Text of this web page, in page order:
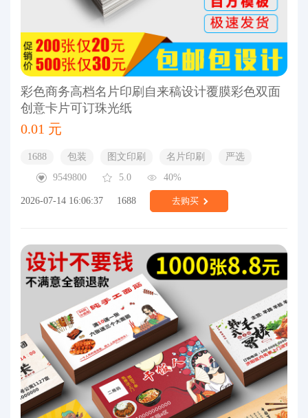
彩色商务高档名片印刷自来稿设计覆膜彩色双面
创意卡片可订珠光纸
0.01 元
1688 包装 图文印刷 名片印刷
严选
9549800
5.0 40%
2026-07-14 16:06:37 1688 去购买